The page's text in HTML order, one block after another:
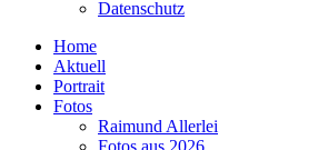
Datenschutz
Home
Aktuell
Portrait
Fotos
Raimund Allerlei
Fotos aus 2026